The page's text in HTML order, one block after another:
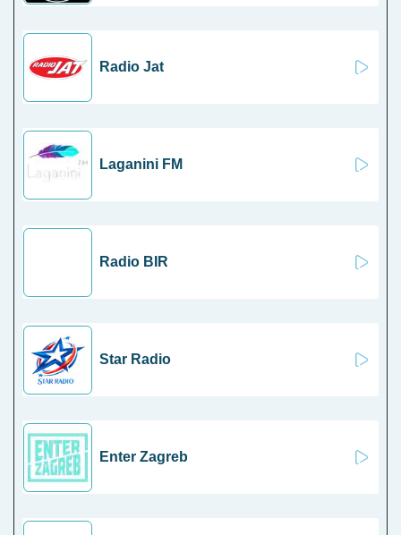
Radio Jat
Laganini FM
Radio BIR
Star Radio
Enter Zagreb